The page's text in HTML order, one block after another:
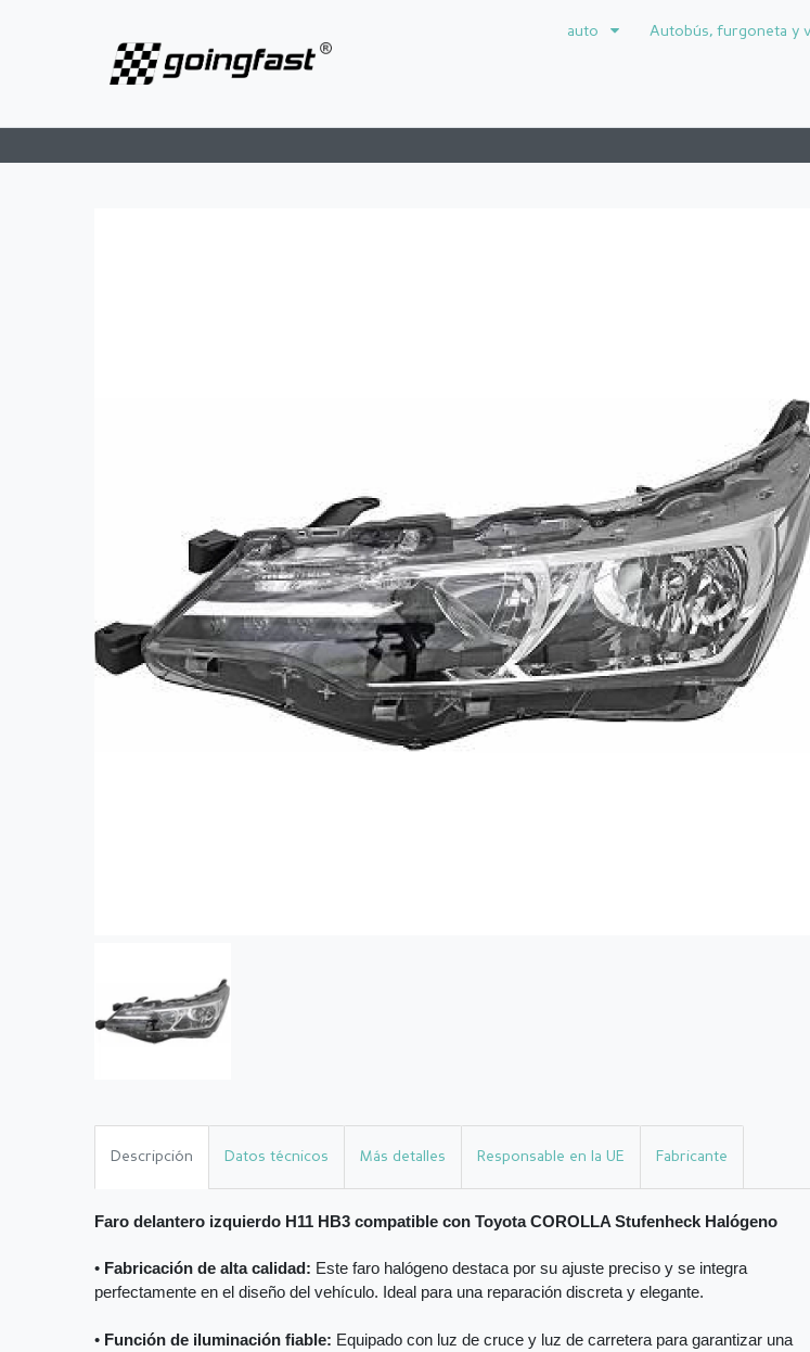
auto Autobús, furgoneta y
Descripción Datos técnicos Más detalles Responsable en la UE Fabricante
Faro delantero izquierdo H11 HB3 compatible con Toyota COROLLA Stufenheck Halógeno
• Fabricación de alta calidad: Este faro halógeno destaca por su ajuste preciso y se integra
perfectamente en el diseño del vehículo. Ideal para una reparación discreta y elegante.
• Función de iluminación fiable: Equipado con luz de cruce y luz de carretera para garantizar una